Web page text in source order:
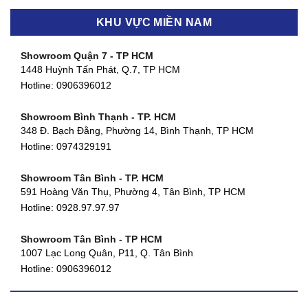
KHU VỰC MIỀN NAM
Showroom Quận 7 - TP HCM
1448 Huỳnh Tấn Phát, Q.7, TP HCM
Hotline: 0906396012
Showroom Bình Thạnh - TP. HCM
348 Đ. Bạch Đằng, Phường 14, Bình Thạnh, TP HCM
Hotline: 0974329191
Showroom Tân Bình - TP. HCM
591 Hoàng Văn Thụ, Phường 4, Tân Bình, TP HCM
Hotline: 0928.97.97.97
Showroom Tân Bình - TP HCM
1007 Lạc Long Quân, P11, Q. Tân Bình
Hotline: 0906396012